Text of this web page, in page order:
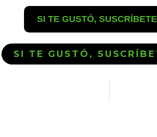
SI TE GUSTÓ,
SI TE GUSTÓ,